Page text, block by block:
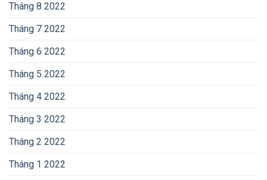
Tháng 8 2022
Tháng 7 2022
Tháng 6 2022
Tháng 5 2022
Tháng 4 2022
Tháng 3 2022
Tháng 2 2022
Tháng 1 2022